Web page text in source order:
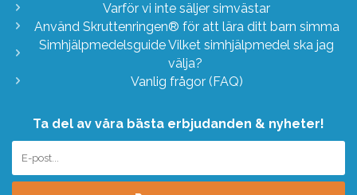
Varför vi inte säljer simvästar
Använd Skruttenringen® för att lära ditt barn simma
Simhjälpmedelsguide Vilket simhjälpmedel ska jag
välja?
Vanlig frågor (FAQ)
Ta del av våra bästa erbjudanden & nyheter!